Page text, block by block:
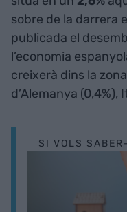
sobre de la darrera
publicada el
l’economia
creixerà dins la
d’Alemanya (0,4%),
SI VOLS